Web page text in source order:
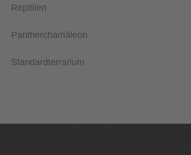
Reptilien
Pantherchamäleon
Standardterrarium